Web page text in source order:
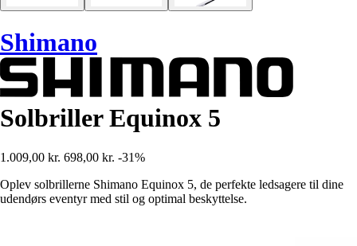
Shimano
Solbriller Equinox 5
1.009,00 kr. 698,00 kr. -31%
Oplev solbrillerne Shimano Equinox 5, de perfekte ledsagere til dine
udendørs eventyr med stil og optimal beskyttelse.